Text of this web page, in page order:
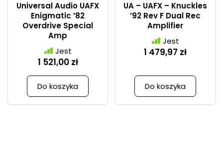
Universal Audio UAFX
Enigmatic ’82
Overdrive Special
Amp
Jest
1 521,00 zł
Do koszyka
UA – UAFX – Knuckles
’92 Rev F Dual Rec
Amplifier
Jest
1 479,97 zł
Do koszyka